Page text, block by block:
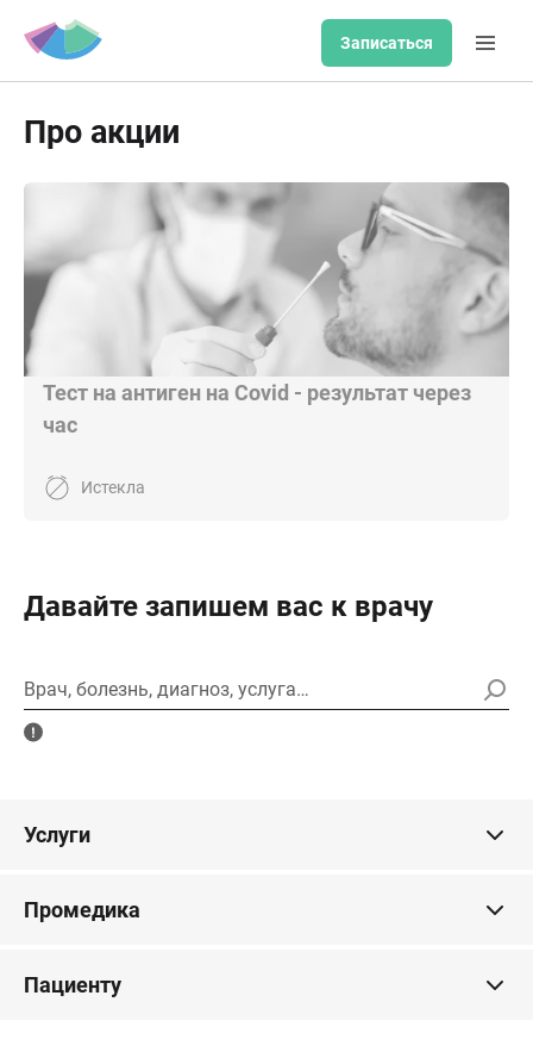
Записаться
Про акции
Тест на антиген на Covid - результат через
час
Истекла
Давайте запишем вас к врачу
Врач, болезнь, диагноз, услуга…
Услуги
Промедика
Пациенту